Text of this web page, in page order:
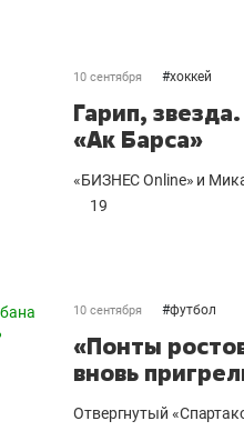
10 сентября #хоккей
Гарип,
«Ак Барса»
«БИЗНЕС Online» и
19
10 сентября #футбол
«Понты
вновь
Отвергнутый